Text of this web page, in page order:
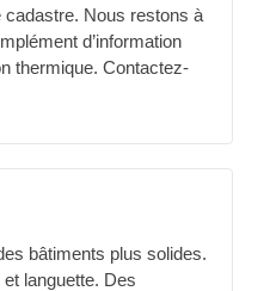
cadastre. Nous restons à
d’information
thermique. Contactez-
bâtiments plus solides.
languette. Des